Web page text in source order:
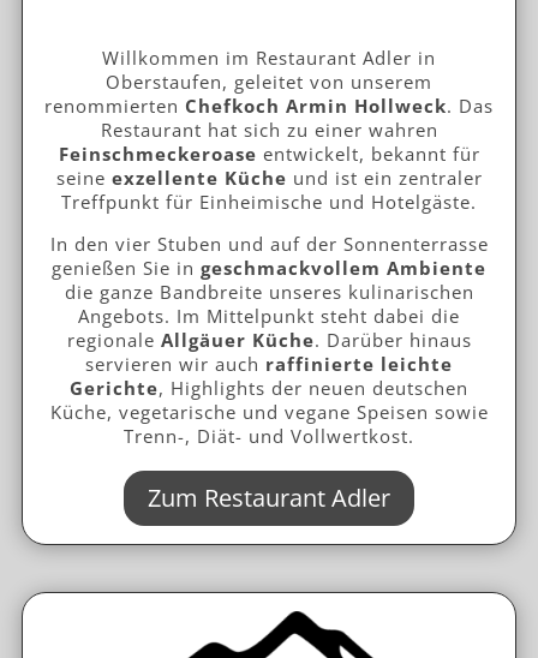
Willkommen im Restaurant Adler in
Oberstaufen, geleitet von unserem
renommierten Chefkoch Armin Hollweck. Das
Restaurant hat sich zu einer wahren
Feinschmeckeroase entwickelt, bekannt für
seine exzellente Küche und ist ein zentraler
Treffpunkt für Einheimische und Hotelgäste.
In den vier Stuben und auf der Sonnenterrasse
genießen Sie in geschmackvollem Ambiente
die ganze Bandbreite unseres kulinarischen
Angebots. Im Mittelpunkt steht dabei die
regionale Allgäuer Küche. Darüber hinaus
servieren wir auch raffinierte leichte
Gerichte, Highlights der neuen deutschen
Küche, vegetarische und vegane Speisen sowie
Trenn-, Diät- und Vollwertkost.
Zum Restaurant Adler